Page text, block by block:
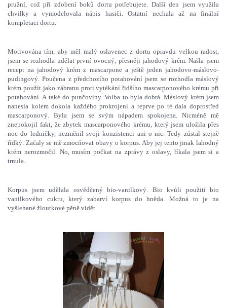
pružní, což při zdobení boků dortu potřebujete. Další den jsem využila
chvilky a vymodelovala nápis hasiči. Ostatní nechala až na finální
kompletaci dortu.
Motivována tím, aby měl malý oslavenec z dortu opravdu velkou radost,
jsem se rozhodla udělat první ovocný, přesněji jahodový krém. Našla jsem
recept na jahodový krém z mascarpone a ještě jeden jahodovo-máslovo-
pudingový. Poučena z předchozího potahování jsem se rozhodla máslový
krém použít jako zábranu proti vytékání řidšího mascarponového krému při
potahování. A také do punčoviny. Volba to byla dobrá. Máslový krém jsem
nanesla kolem dokola každého prokrojení a teprve po té dala doprostřed
mascarponový. Byla jsem se svým nápadem spokojena. Nicméně mě
znepokojil fakt, že zbytek mascarponového krému, který jsem uložila přes
noc do ledničky, nezměnil svoji konzistenci ani o nic. Tedy zůstal stejně
řídký. Začaly se mě zmocňovat obavy o korpus. Aby jej tento jinak lahodný
krém nerozmočil. No, musím počkat na zprávy z oslavy, říkala jsem si a
trnula.
Korpus jsem udělala osvědčený bio-vanilkový. Bio kvůli použití bio
vanilkového cukru, který zabarví korpus do hněda. Možná to je na
vyšlehané žloutkové pěně vidět.